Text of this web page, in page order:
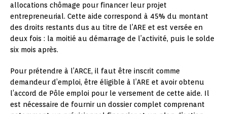
allocations chômage pour financer leur projet
entrepreneurial. Cette aide correspond à 45% du montant
des droits restants dus au titre de l’ARE et est versée en
deux fois : la moitié au démarrage de l’activité, puis le solde
six mois après.
Pour prétendre à l’ARCE, il faut être inscrit comme
demandeur d’emploi, être éligible à l’ARE et avoir obtenu
l’accord de Pôle emploi pour le versement de cette aide. Il
est nécessaire de fournir un dossier complet comprenant